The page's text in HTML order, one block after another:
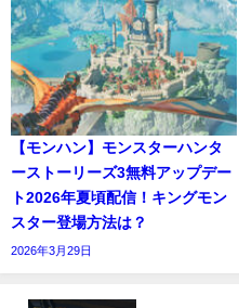
【モンハン】モンスターハンタ
ーストーリーズ3無料アップデー
ト2026年夏頃配信！キングモン
スター登場方法は？
2026年3月29日